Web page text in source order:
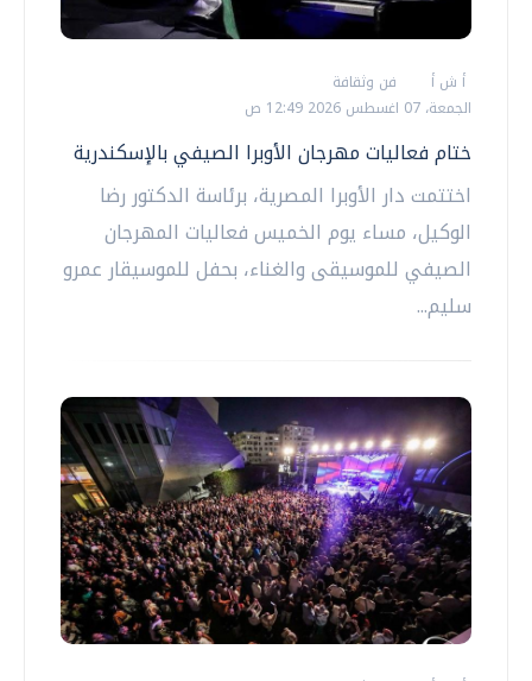
أ ش أ
فن وثقافة
الجمعة، 07 اغسطس 2026 12:49 ص
ختام فعاليات مهرجان الأوبرا الصيفي بالإسكندرية
اختتمت دار الأوبرا المصرية، برئاسة الدكتور رضا
الوكيل، مساء يوم الخميس فعاليات المهرجان
الصيفي للموسيقى والغناء، بحفل للموسيقار عمرو
سليم...